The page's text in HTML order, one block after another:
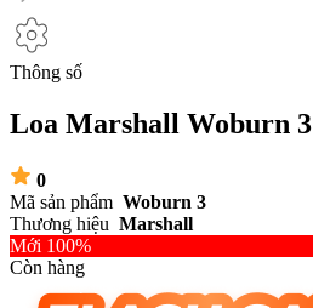
Thông số
Loa Marshall Woburn 3
0
Mã sản phẩm Woburn 3
Thương hiệu Marshall
Mới 100%
Còn hàng